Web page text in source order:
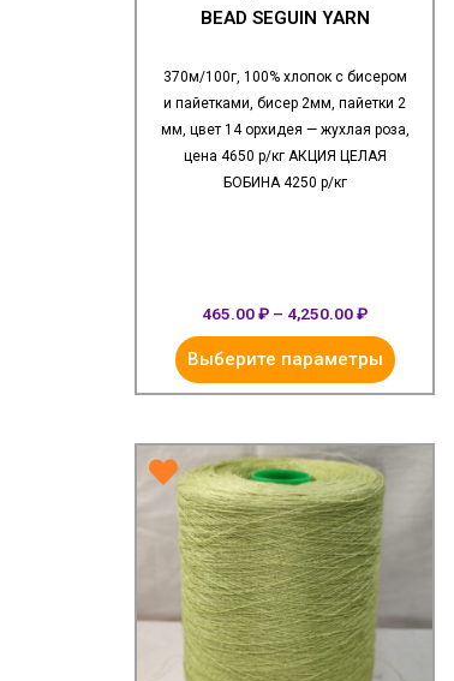
BEAD SEGUIN YARN
370м/100г, 100% хлопок с бисером
и пайетками, бисер 2мм, пайетки 2
мм, цвет 14 орхидея — жухлая роза,
цена 4650 р/кг АКЦИЯ ЦЕЛАЯ
БОБИНА 4250 р/кг
465.00₽ – 4,250.00₽
Выберите параметры